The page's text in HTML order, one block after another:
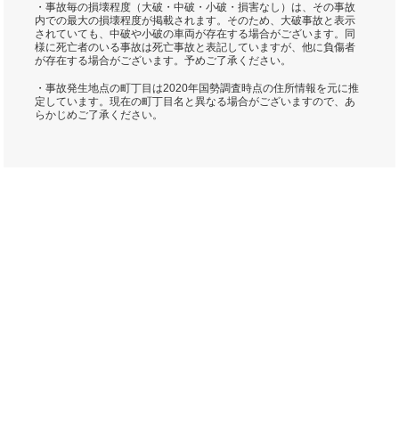
・事故毎の損壊程度（大破・中破・小破・損害なし）は、その事故
内での最大の損壊程度が掲載されます。そのため、大破事故と表示
されていても、中破や小破の車両が存在する場合がございます。同
様に死亡者のいる事故は死亡事故と表記していますが、他に負傷者
が存在する場合がございます。予めご了承ください。
・事故発生地点の町丁目は2020年国勢調査時点の住所情報を元に推
定しています。現在の町丁目名と異なる場合がございますので、あ
らかじめご了承ください。